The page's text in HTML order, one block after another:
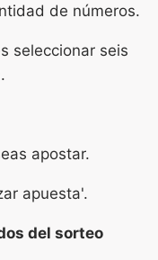
de números.
seleccionar seis
apostar.
apuesta'.
del sorteo